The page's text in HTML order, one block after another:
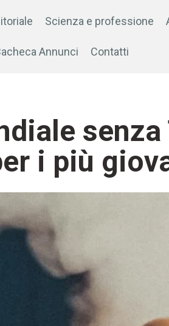
Scienza e professione
Annunci Contatti
i più